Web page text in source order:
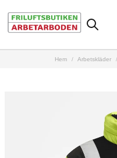
Hem Arbetskläder